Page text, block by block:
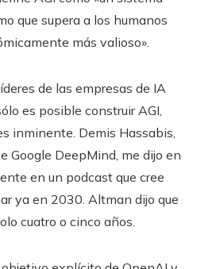
que supera a los humanos
más valioso».
de las empresas de IA
es posible construir AGI,
inminente. Demis Hassabis,
Google DeepMind, me dijo en
en un podcast que cree
ya en 2030. Altman dijo que
cuatro o cinco años.